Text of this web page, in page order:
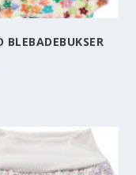
BLEBADEBUKSER